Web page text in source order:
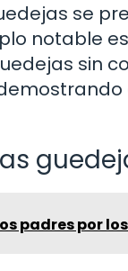
se
notable
sin
padres por